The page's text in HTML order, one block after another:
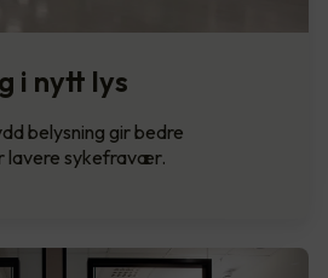
i nytt lys
belysning gir bedre
lavere sykefravær.